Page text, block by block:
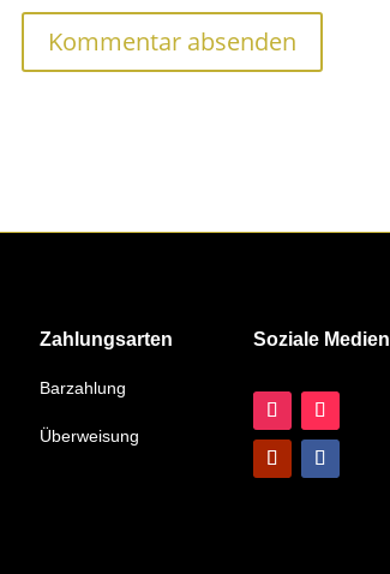
Zahlungsarten
Barzahlung
Überweisung
Soziale Medien